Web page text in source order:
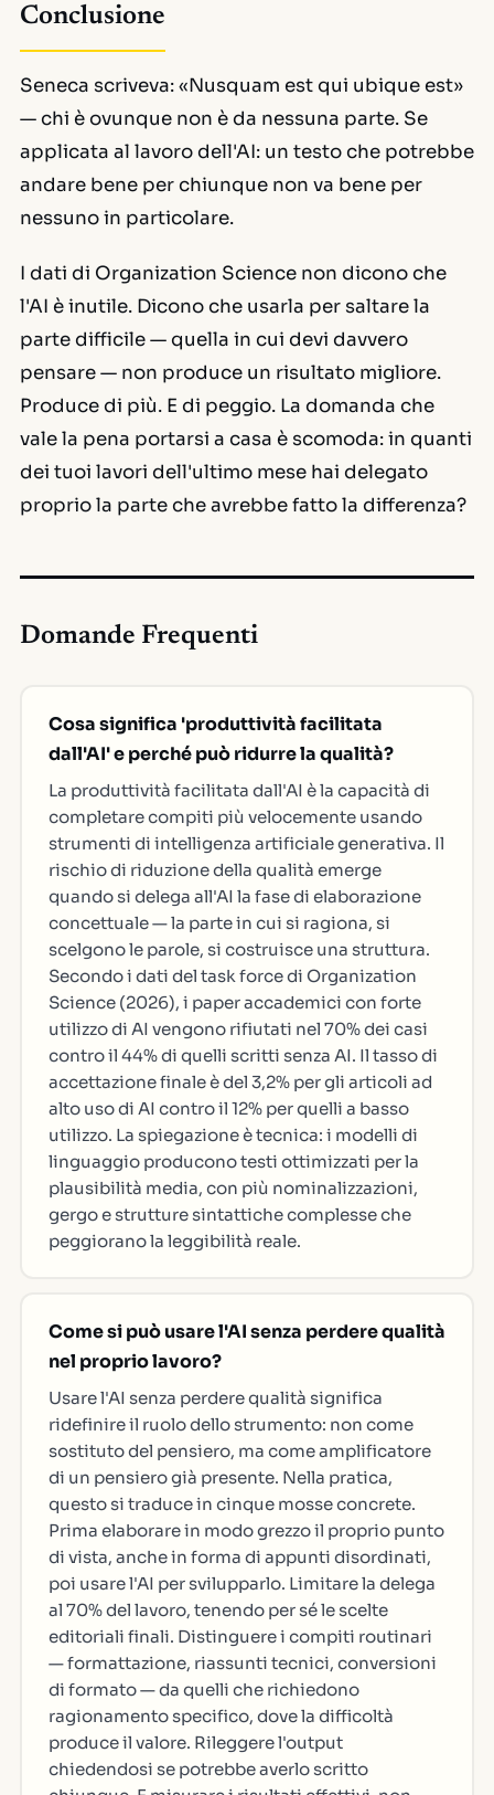
Conclusione
Seneca scriveva:«Nusquam est qui ubique est»
— chi è ovunque non è da nessuna parte. Se
applicata al lavoro dell'AI: un testo che potrebbe
andare bene per chiunque non va bene per
nessuno in particolare.
I dati di Organization Science non dicono che
l'AI è inutile. Dicono che usarla per saltare la
parte difficile — quella in cui devi davvero
pensare — non produce un risultato migliore.
Produce di più. E di peggio. La domanda che
vale la pena portarsi a casa è scomoda: in quanti
dei tuoi lavori dell'ultimo mese hai delegato
proprio la parte che avrebbe fatto la differenza?
Domande Frequenti
Cosa significa 'produttività facilitata
dall'AI' e perché può ridurre la qualità?
La produttività facilitata dall'AI è la capacità di
completare compiti più velocemente usando
strumenti di intelligenza artificiale generativa. Il
rischio di riduzione della qualità emerge
quando si delega all'AI la fase di elaborazione
concettuale — la parte in cui si ragiona, si
scelgono le parole, si costruisce una struttura.
Secondo i dati del task force di Organization
Science (2026), i paper accademici con forte
utilizzo di AI vengono rifiutati nel 70% dei casi
contro il 44% di quelli scritti senza AI. Il tasso di
accettazione finale è del 3,2% per gli articoli ad
alto uso di AI contro il 12% per quelli a basso
utilizzo. La spiegazione è tecnica: i modelli di
linguaggio producono testi ottimizzati per la
plausibilità media, con più nominalizzazioni,
gergo e strutture sintattiche complesse che
peggiorano la leggibilità reale.
Come si può usare l'AI senza perdere qualità
nel proprio lavoro?
Usare l'AI senza perdere qualità significa
ridefinire il ruolo dello strumento: non come
sostituto del pensiero, ma come amplificatore
di un pensiero già presente. Nella pratica,
questo si traduce in cinque mosse concrete.
Prima elaborare in modo grezzo il proprio punto
di vista, anche in forma di appunti disordinati,
poi usare l'AI per svilupparlo. Limitare la delega
al 70% del lavoro, tenendo per sé le scelte
editoriali finali. Distinguere i compiti routinari
— formattazione, riassunti tecnici, conversioni
di formato — da quelli che richiedono
ragionamento specifico, dove la difficoltà
produce il valore. Rileggere l'output
chiedendosi se potrebbe averlo scritto